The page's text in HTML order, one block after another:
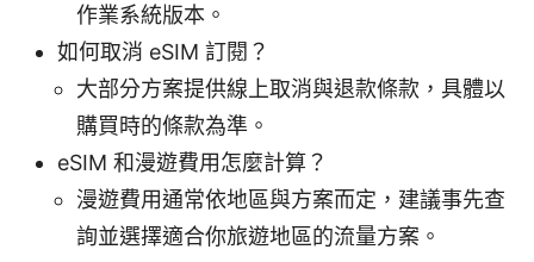
作業系統版本。
如何取消 eSIM 訂閱？
大部分方案提供線上取消與退款條款，具體以
購買時的條款為準。
eSIM 和漫遊費用怎麼計算？
漫遊費用通常依地區與方案而定，建議事先查
詢並選擇適合你旅遊地區的流量方案。